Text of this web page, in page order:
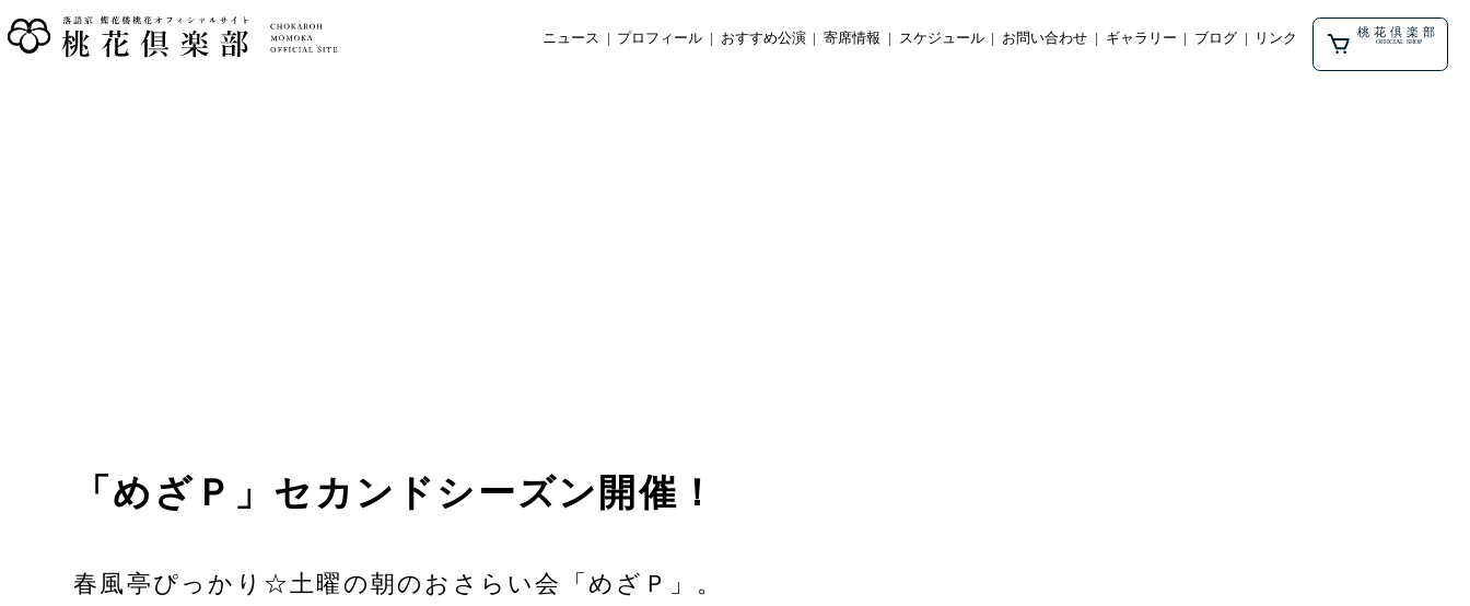
ニュース プロフィール おすすめ公演 寄席情報 スケジュール お問い合わせ ギャラリー ブログ リンク 桃花倶楽部
OFFICIAL SHOP
「めざＰ」セカンドシーズン開催！
春風亭ぴっかり☆土曜の朝のおさらい会「めざＰ」。